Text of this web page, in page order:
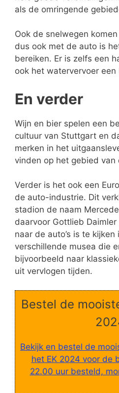
als de omringende
Ook de snelwegen
dus ook met de auto is
bereiken. Er is zelfs een
ook het watervervoer
En verder
Wijn en bier spelen een
cultuur van Stuttgart en
merken in het
vinden op het gebied van
Verder is het ook een
de auto-industrie. Dit
stadion de naam
daarvoor Gottlieb
naar de auto’s is te
verschillende musea die
bijvoorbeeld naar
uit vervlogen tijden.
Bestel de
Bekijk en bestel de
het EK 2024 voor de
22.00 uur besteld,